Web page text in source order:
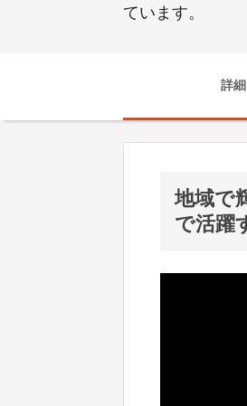
ています。
詳細
地域で
で活躍